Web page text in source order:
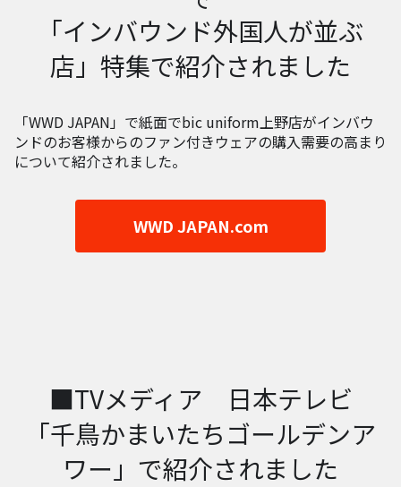
「インバウンド外国人が並ぶ
店」特集で紹介されました
「WWD JAPAN」で紙面でbic uniform上野店がインバウ
ンドのお客様からのファン付きウェアの購入需要の高まり
について紹介されました。
WWD JAPAN.com
■TVメディア 日本テレビ
「千鳥かまいたちゴールデンア
ワー」で紹介されました